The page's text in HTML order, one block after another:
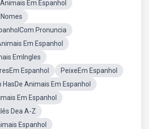
Em Espanhol
Pronuncia
Em Espanhol
EmIngles
Espanhol
PeixeEm Espanhol
HasDe Animais Em Espanhol
Em Espanhol
Dea A-Z
Espanhol